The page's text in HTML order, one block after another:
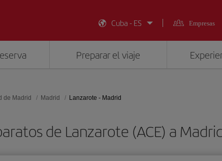
Cuba - ES
Empresas
Preparar el viaje
de Madrid Madrid Lanzarote - Madrid
de Lanzarote (ACE) a